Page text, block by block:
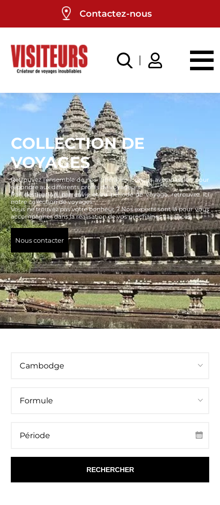
Contactez-nous
COLLECTION DE
VOYAGES
Retrouvez l'ensemble de nos itinéraires, conçus avec passion pour
répondre aux différents profils de voyageurs.
Par destination, par envie et/ou période de voyage, retrouvez ici
notre collection de voyages.
Vous ne trouvez pas votre bonheur ? Nos experts sont là pour vous
accompagner dans la réalisation de vos prochaines vacances.
Nous contacter
Panneau de gestion des cookies